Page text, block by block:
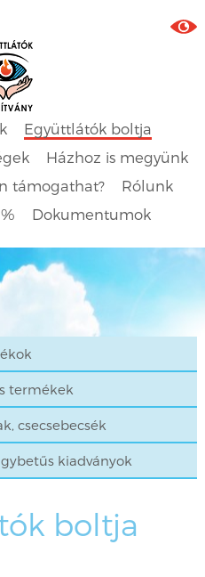
Együttlátók boltja
Házhoz is megyünk
támogathat?
Rólunk
Dokumentumok
boltja
termékek
csecsebecsék
kiadványok